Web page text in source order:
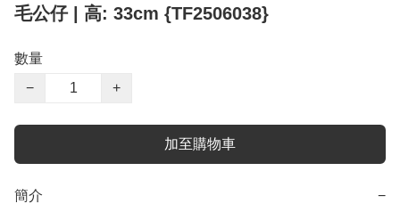
毛公仔 | 高: 33cm {TF2506038}
數量
−
+
加至購物車
簡介 −